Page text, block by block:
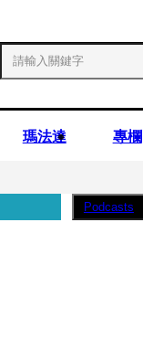
瑪法達 專欄
Podcasts